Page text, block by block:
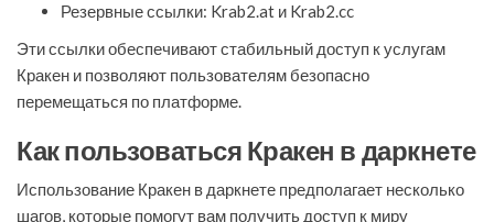
Резервные ссылки: Krab2.at и Krab2.cc
Эти ссылки обеспечивают стабильный доступ к услугам
Кракен и позволяют пользователям безопасно
перемещаться по платформе.
Как пользоваться Кракен в даркнете
Использование Кракен в даркнете предполагает несколько
шагов, которые помогут вам получить доступ к миру